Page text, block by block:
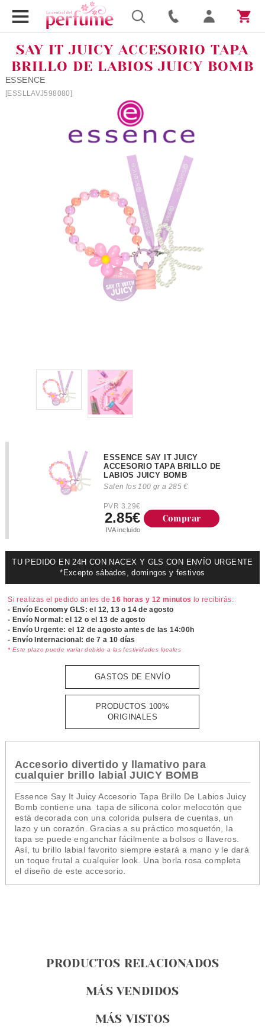
SAY IT JUICY ACCESORIO TAPA
BRILLO DE LABIOS JUICY BOMB
ESSENCE
[ESSLLAVJ598080]
ESSENCE SAY IT JUICY
ACCESORIO TAPA BRILLO DE
LABIOS JUICY BOMB
Salen los 100 gr a 285 €
PVR 3.29€
2.85€
IVA incluido
Comprar
TU PEDIDO EN 24H CON NACEX Y GLS CON ENVÍO URGENTE
*Excepto sábados, domingos y festivos
Si realizas el pedido antes de16 horas y 12 minutos lo recibirás:
- Envío Economy GLS: el 12, 13 o 14 de agosto
- Envío Normal: el 12 o el 13 de agosto
- Envío Urgente: el12 de agosto antes de las 14:00h
- Envío Internacional: de 7 a 10 días
* Este plazo puede variar debido a las festividades locales
GASTOS DE ENVÍO
PRODUCTOS 100%
ORIGINALES
Accesorio divertido y llamativo para
cualquier brillo labial JUICY BOMB
Essence Say It Juicy Accesorio Tapa Brillo De Labios Juicy
Bomb contiene una tapa de silicona color melocotón que
está decorada con una colorida pulsera de cuentas, un
lazo y un corazón. Gracias a su práctico mosquetón, la
tapa se puede enganchar fácilmente a bolsos o llaveros.
Así, tu brillo labial favorito siempre estará a mano y le dará
un toque frutal a cualquier look. Una borla rosa completa
el diseño de este accesorio.
PRODUCTOS RELACIONADOS
MÁS VENDIDOS
MÁS VISTOS